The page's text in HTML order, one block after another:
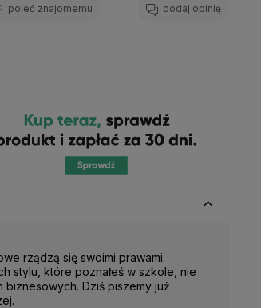
poleć znajomemu dodaj opinię
rządzą się swoimi prawami.
stylu, które poznałeś w szkole, nie
biznesowych. Dziś piszemy już